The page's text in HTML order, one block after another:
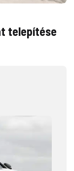
telepítése